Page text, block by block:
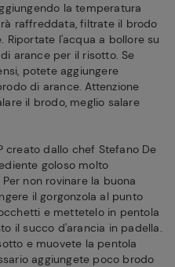
la temperatura
raffreddata, filtrate il brodo
l'acqua a bollore su
arance per il risotto. Se
potete aggiungere
di arance. Attenzione
il brodo, meglio salare
creato dallo chef Stefano De
goloso molto
non rovinare la buona
il gorgonzola al punto
e mettetelo in pentola
il succo d'arancia in padella.
e muovete la pentola
aggiungete poco brodo